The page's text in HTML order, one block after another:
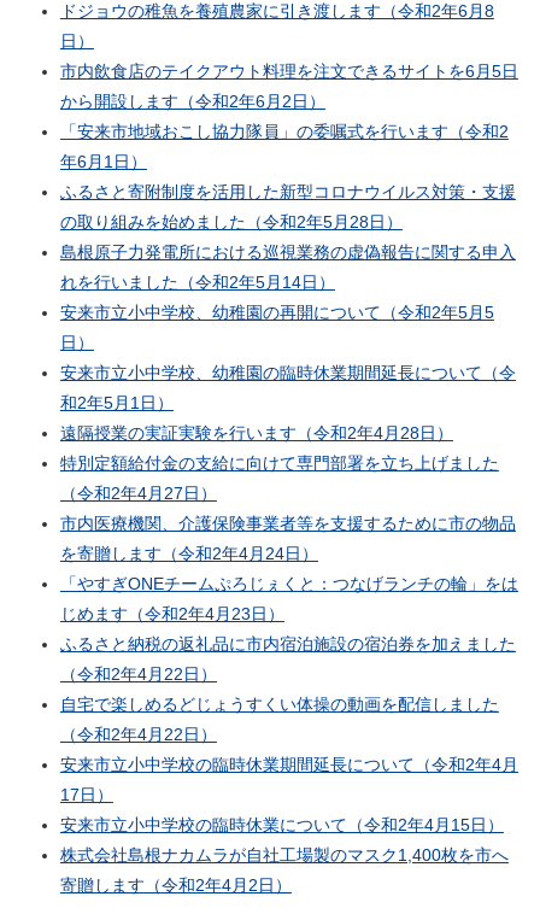
ドジョウの稚魚を養殖農家に引き渡します（令和2年6月8
日）
市内飲食店のテイクアウト料理を注文できるサイトを6月5日
から開設します（令和2年6月2日）
「安来市地域おこし協力隊員」の委嘱式を行います（令和2
年6月1日）
ふるさと寄附制度を活用した新型コロナウイルス対策・支援
の取り組みを始めました（令和2年5月28日）
島根原子力発電所における巡視業務の虚偽報告に関する申入
れを行いました（令和2年5月14日）
安来市立小中学校、幼稚園の再開について（令和2年5月5
日）
安来市立小中学校、幼稚園の臨時休業期間延長について（令
和2年5月1日）
遠隔授業の実証実験を行います（令和2年4月28日）
特別定額給付金の支給に向けて専門部署を立ち上げました
（令和2年4月27日）
市内医療機関、介護保険事業者等を支援するために市の物品
を寄贈します（令和2年4月24日）
「やすぎONEチームぷろじぇくと：つなげランチの輪」をは
じめます（令和2年4月23日）
ふるさと納税の返礼品に市内宿泊施設の宿泊券を加えました
（令和2年4月22日）
自宅で楽しめるどじょうすくい体操の動画を配信しました
（令和2年4月22日）
安来市立小中学校の臨時休業期間延長について（令和2年4月
17日）
安来市立小中学校の臨時休業について（令和2年4月15日）
株式会社島根ナカムラが自社工場製のマスク1,400枚を市へ
寄贈します（令和2年4月2日）